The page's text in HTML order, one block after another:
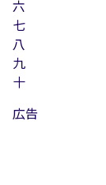
六
七
八
九
十
広告